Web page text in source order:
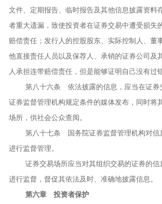
文件、定期报告、临时报告及其他信息披露资料
者重大遗漏，致使投资者在证券交易中遭受损失
赔偿责任；发行人的控股股东、实际控制人、董
他直接责任人员以及保荐人、承销的证券公司及
人承担连带赔偿责任，但是能够证明自己没有过
第八十六条 依法披露的信息，应当在证券
证券监督管理机构规定条件的媒体发布，同时将
场所，供社会公众查阅。
第八十七条 国务院证券监督管理机构对信
进行监督管理。
证券交易场所应当对其组织交易的证券的
进行监督，督促其依法及时、准确地披露信息。
第六章 投资者保护